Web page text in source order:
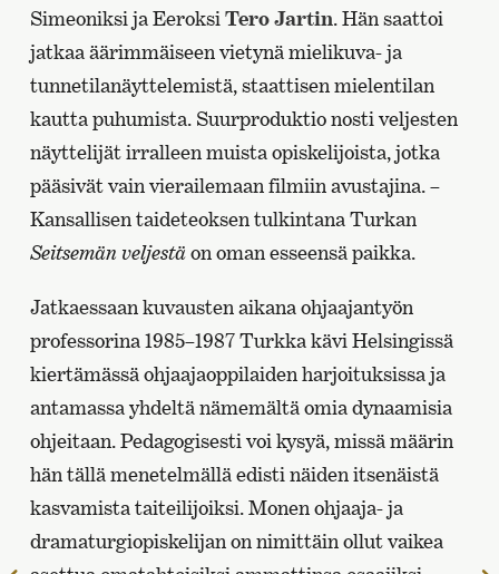
Simeoniksi ja Eeroksi Tero Jartin. Hän saattoi
jatkaa äärimmäiseen vietynä mielikuva- ja
tunnetilanäyttelemistä, staattisen mielentilan
kautta puhumista. Suurproduktio nosti veljesten
näyttelijät irralleen muista opiskelijoista, jotka
pääsivät vain vierailemaan filmiin avustajina. –
Kansallisen taideteoksen tulkintana Turkan
Seitsemän veljestäon oman esseensä paikka.
Jatkaessaan kuvausten aikana ohjaajantyön
professorina 1985–1987 Turkka kävi Helsingissä
kiertämässä ohjaajaoppilaiden harjoituksissa ja
antamassa yhdeltä nämemältä omia dynaamisia
ohjeitaan. Pedagogisesti voi kysyä, missä määrin
hän tällä menetelmällä edisti näiden itsenäistä
kasvamista taiteilijoiksi. Monen ohjaaja- ja
dramaturgiopiskelijan on nimittäin ollut vaikea